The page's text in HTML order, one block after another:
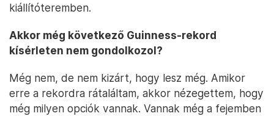
kiállítóteremben.
Akkor még következő Guinness-rekord
kísérleten nem gondolkozol?
Még nem, de nem kizárt, hogy lesz még. Amikor
erre a rekordra rátaláltam, akkor nézegettem, hogy
még milyen opciók vannak. Vannak még a fejemben